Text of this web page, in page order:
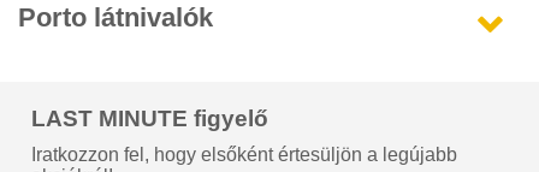
Porto látnivalók
LAST MINUTE figyelő
Iratkozzon fel, hogy elsőként értesüljön a legújabb